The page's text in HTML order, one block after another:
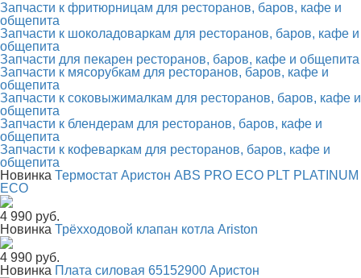
Запчасти к фритюрницам для ресторанов, баров, кафе и
общепита
Запчасти к шоколадоваркам для ресторанов, баров, кафе и
общепита
Запчасти для пекарен ресторанов, баров, кафе и общепита
Запчасти к мясорубкам для ресторанов, баров, кафе и
общепита
Запчасти к соковыжималкам для ресторанов, баров, кафе и
общепита
Запчасти к блендерам для ресторанов, баров, кафе и
общепита
Запчасти к кофеваркам для ресторанов, баров, кафе и
общепита
Новинка Термостат Аристон ABS PRO ECO PLT PLATINUM
ECO
4 990 руб.
Новинка Трёхходовой клапан котла Ariston
4 990 руб.
Новинка Плата силовая 65152900 Аристон